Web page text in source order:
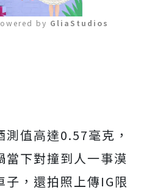
by GliaStudios
值高達0.57毫克，
當下對撞到人一事漠
，還拍照上傳IG限